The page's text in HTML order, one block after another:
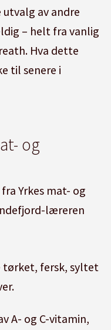
av andre
– helt fra vanlig
Hva dette
til senere i
og
Yrkes mat- og
læreren
på
i kokkefaget.
tørket, fersk, syltet
A- og C-vitamin,